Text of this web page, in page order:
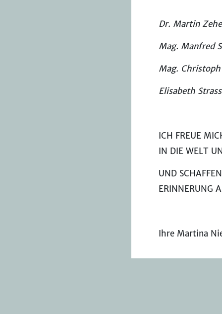
Dr. Martin
Mag. Manfred
Mag.
Elisabeth
ICH FREUE
IN DIE WELT
UND
ERINNERUNG
Ihre Martina